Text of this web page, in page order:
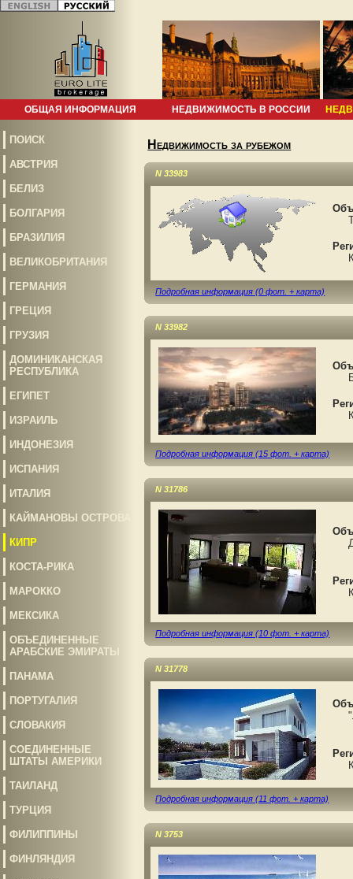
ОБЩАЯ ИНФОРМАЦИЯ НЕДВИЖИМОСТЬ В РОССИИ
ПОИСК
АВСТРИЯ
БЕЛИЗ
БОЛГАРИЯ
БРАЗИЛИЯ
ВЕЛИКОБРИТАНИЯ
ГЕРМАНИЯ
ГРЕЦИЯ
ГРУЗИЯ
ДОМИНИКАНСКАЯ
РЕСПУБЛИКА
ЕГИПЕТ
ИЗРАИЛЬ
ИНДОНЕЗИЯ
ИСПАНИЯ
ИТАЛИЯ
КАЙМАНОВЫ ОСТРОВА
КИПР
КОСТА-РИКА
МАРОККО
МЕКСИКА
ОБЪЕДИНЕННЫЕ
АРАБСКИЕ ЭМИРАТЫ
ПАНАМА
ПОРТУГАЛИЯ
СЛОВАКИЯ
СОЕДИНЕННЫЕ
ШТАТЫ АМЕРИКИ
ТАИЛАНД
ТУРЦИЯ
ФИЛИППИНЫ
ФИНЛЯНДИЯ
Недвижимость за рубежом
N 33983
Подробная информация (0 фот. + карта)
N 33982
Подробная информация (15 фот. + карта)
N 31786
Подробная информация (10 фот. + карта)
N 31778
Подробная информация (11 фот. + карта)
N 3753